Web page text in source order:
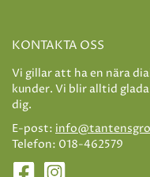
KONTAKTA OSS
Vi gillar att ha en nära
kunder. Vi blir alltid
dig.
E-post:
Telefon: 018-462579